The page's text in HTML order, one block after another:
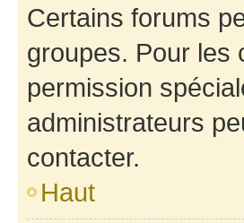
Certains forums
groupes. Pour les
permission
administrateurs
contacter.
Haut